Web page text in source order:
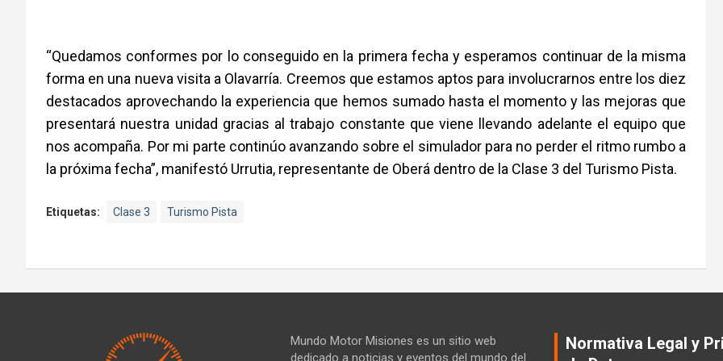
“Quedamos conformes por lo conseguido en la primera fecha y esperamos continuar de la misma
forma en una nueva visita a Olavarría. Creemos que estamos aptos para involucrarnos entre los diez
destacados aprovechando la experiencia que hemos sumado hasta el momento y las mejoras que
presentará nuestra unidad gracias al trabajo constante que viene llevando adelante el equipo que
nos acompaña. Por mi parte continúo avanzando sobre el simulador para no perder el ritmo rumbo a
la próxima fecha”, manifestó Urrutia, representante de Oberá dentro de la Clase 3 del Turismo Pista.
Etiquetas: Clase 3 Turismo Pista
Mundo Motor Misiones es un sitio web
dedicado a noticias y eventos del mundo del
Normativa Legal y